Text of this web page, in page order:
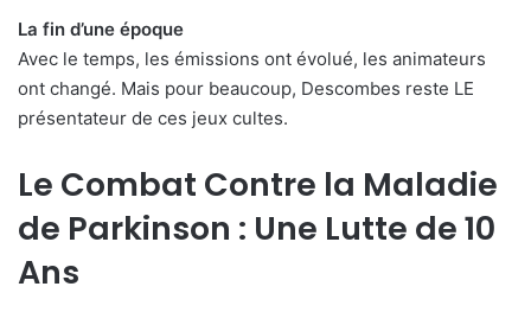
La fin d’une époque
Avec le temps, les émissions ont évolué, les animateurs
ont changé. Mais pour beaucoup, Descombes reste LE
présentateur de ces jeux cultes.
Le Combat Contre la Maladie
de Parkinson : Une Lutte de 10
Ans